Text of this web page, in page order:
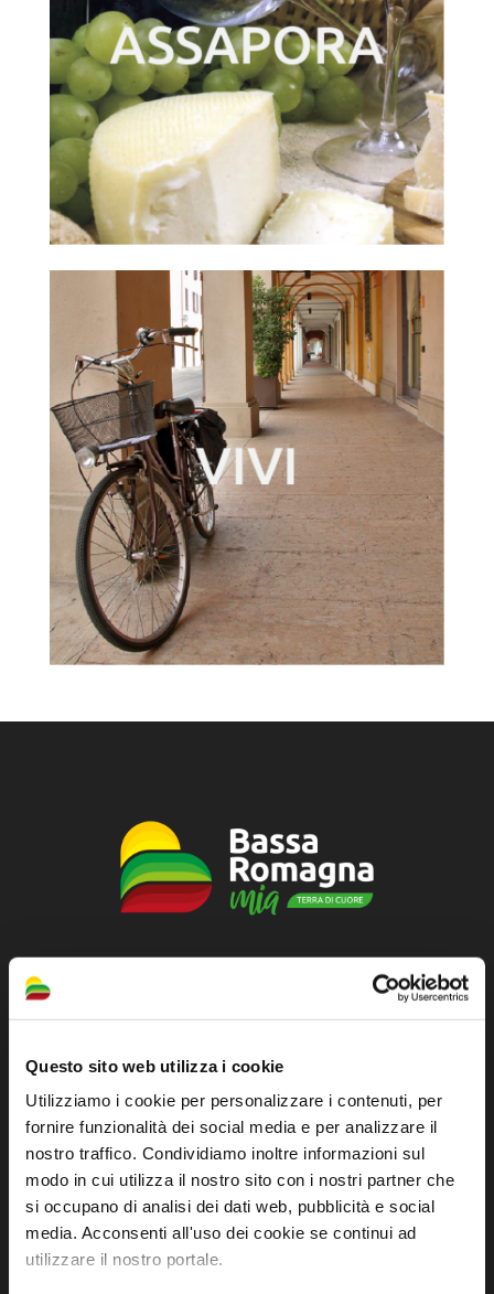
Questo sito web utilizza i cookie
Utilizziamo i cookie per personalizzare i contenuti, per
fornire funzionalità dei social media e per analizzare il
nostro traffico. Condividiamo inoltre informazioni sul
modo in cui utilizza il nostro sito con i nostri partner che
si occupano di analisi dei dati web, pubblicità e social
media. Acconsenti all'uso dei cookie se continui ad
utilizzare il nostro portale.
Sito ufficiale di informazione turistica
dell'Unione dei Comuni della Bassa Romagna
Tel. +39 0545 280898
turismo@unione.labassaromagna.it
P.IVA e Cod. Fiscale 02291370399
P.E.C. pg.unione.labassaromagna.it@legalmail.it